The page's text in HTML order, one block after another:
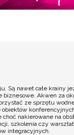
Są nawet całe
Akwen za
ze sprzętu
nakierowane na
szkolenia czy
integracyjnych.